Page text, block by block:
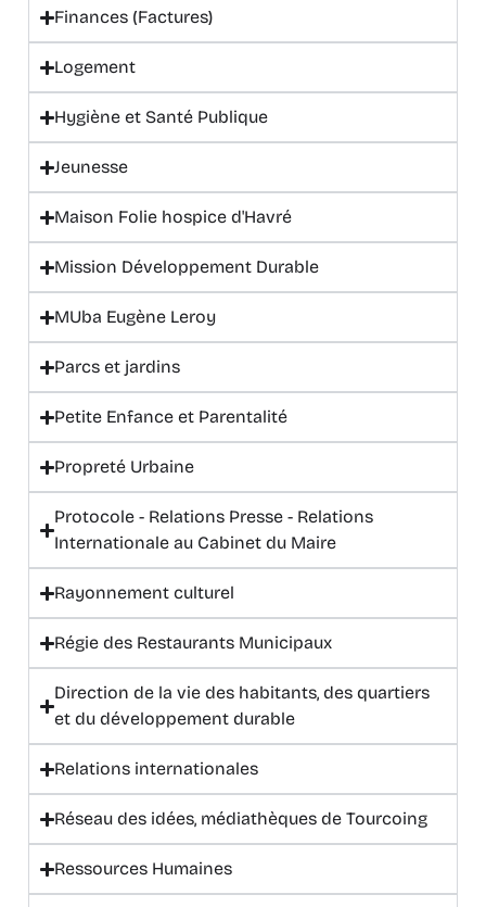
Finances (Factures)
Logement
Hygiène et Santé Publique
Jeunesse
Maison Folie hospice d'Havré
Mission Développement Durable
MUba Eugène Leroy
Parcs et jardins
Petite Enfance et Parentalité
Propreté Urbaine
Protocole - Relations Presse - Relations
Internationale au Cabinet du Maire
Rayonnement culturel
Régie des Restaurants Municipaux
Direction de la vie des habitants, des quartiers
et du développement durable
Relations internationales
Réseau des idées, médiathèques de Tourcoing
Ressources Humaines